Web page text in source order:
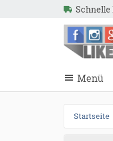
schließen
Suche
Menü
Startseite